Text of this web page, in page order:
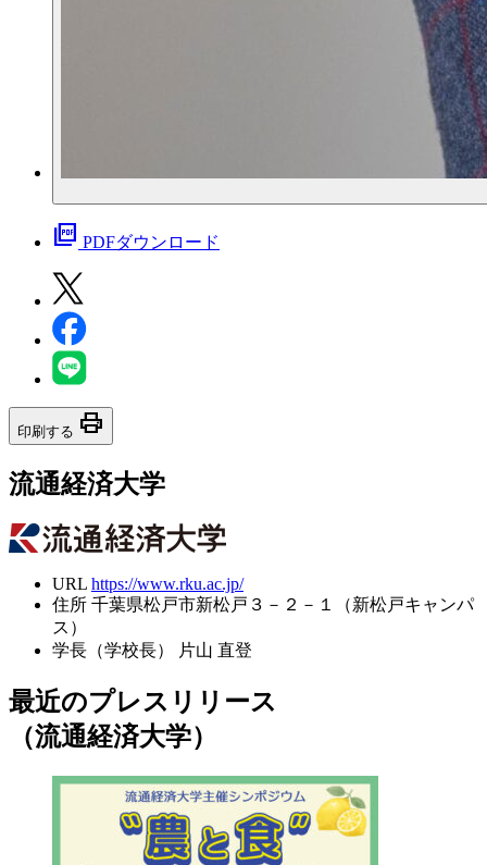
picture_as_pdf PDFダウンロード
印刷する print
流通経済大学
URL https://www.rku.ac.jp/
住所 千葉県松戸市新松戸３－２－１（新松戸キャンパ
ス）
学長（学校長）
片山 直登
最近のプレスリリース
（流通経済大学）